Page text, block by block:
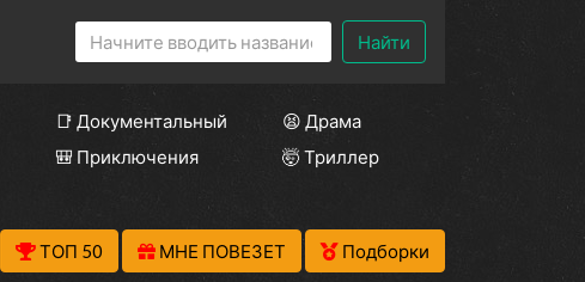
Найти
📑 Документальный
😫 Драма
🎒 Приключения
🤯 Триллер
ТОП 50 МНЕ ПОВЕЗЕТ Подборки